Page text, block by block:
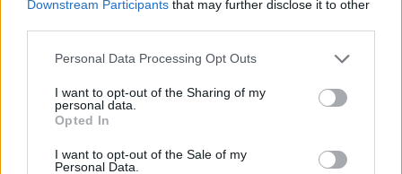
Downstream Participants that may further disclose it to other
Personal Data Processing Opt Outs
I want to opt-out of the Sharing of my
personal data.
Opted In
I want to opt-out of the Sale of my
Personal Data.